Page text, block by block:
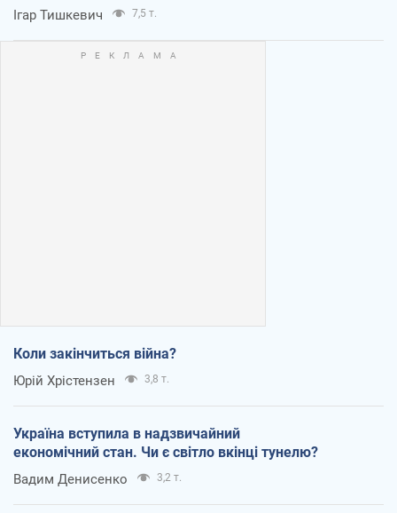
Ігар Тишкевич 7,5 т.
Коли закінчиться війна?
Юрій Хрістензен 3,8 т.
Україна вступила в надзвичайний
економічний стан. Чи є світло вкінці тунелю?
Вадим Денисенко 3,2 т.